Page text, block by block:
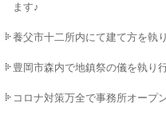
ます♪
養父市十二所内にて建て方を執
豊岡市森内で地鎮祭の儀を執り
コロナ対策万全で事務所オープ